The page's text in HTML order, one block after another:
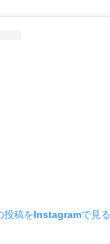
投稿をInstagramで見る